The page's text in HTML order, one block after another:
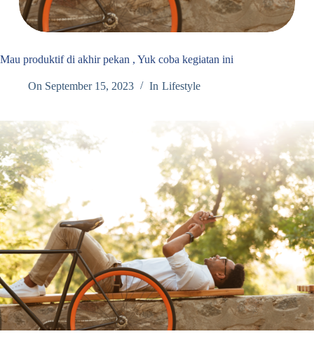
Mau produktif di akhir pekan , Yuk coba kegiatan ini
On September 15, 2023 In Lifestyle